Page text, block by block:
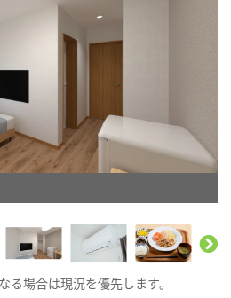
場合は現況を優先します。